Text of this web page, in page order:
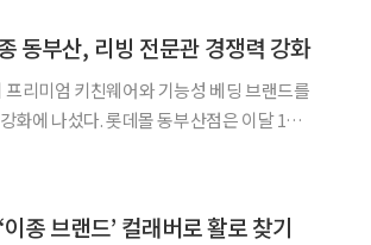
동부산, 리빙 전문관 경쟁력 강화
리미엄 키친웨어와 기능성 베딩 브랜드를
부산점은 이달 1일
종 브랜드’ 컬래버로 활로 찾기